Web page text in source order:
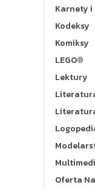
Karnety
Kodeksy
Komiksy
LEGO®
Lektury
Oferta